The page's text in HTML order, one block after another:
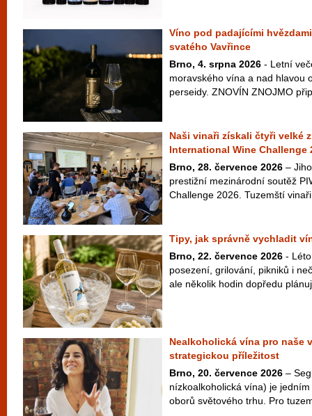
Víno pod padajícími
svatého Vavřince
Brno, 4. srpna 2026 - Letní
moravského vína a nad hlavou
perseidy. ZNOVÍN ZNOJMO
Naši vinaři získali čtyři velké
International Wine Challenge
Brno, 28. července 2026 –
prestižní mezinárodní soutěž
Challenge 2026. Tuzemští
Tipy, jak správně vychladit
Brno, 22. července 2026 -
posezení, grilování, pikniků i
ale několik hodin dopředu
Nealkoholická vína pro naše
strategickou příležitost
Brno, 20. července 2026 –
nízkoalkoholická vína) je
oborů světového trhu. Pro